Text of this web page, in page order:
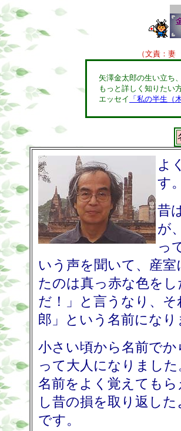
（文責：
矢澤金太郎の生い立ち
もっと詳しく知りたい
エッセイ 「私の半生（
よ
す
昔
が
っ
いう声を聞いて、産
たのは真っ赤な色を
だ！」と言うなり、
郎」という名前にな
小さい頃から名前で
って大人になりまし
名前をよく覚えても
し昔の損を取り返し
です。